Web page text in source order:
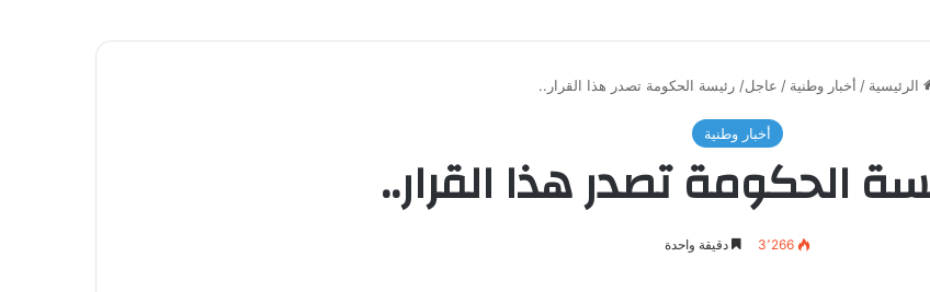
الرئيسية / أخبار وطنية / عاجل/ رئيسة الحكومة تصدر هذا القرار..
أخبار وطنية
الحكومة تصدر هذا القرار..
3٬266 دقيقة واحدة